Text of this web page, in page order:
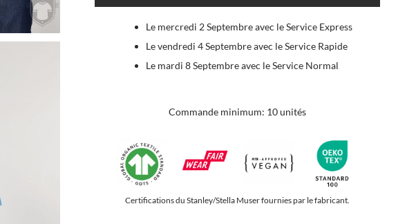
Le mercredi 2 Septembre avec le Service Express
Le vendredi 4 Septembre avec le Service Rapide
Le mardi 8 Septembre avec le Service Normal
Commande minimum: 10 unités
Certifications du Stanley/Stella Muser fournies par le fabricant.